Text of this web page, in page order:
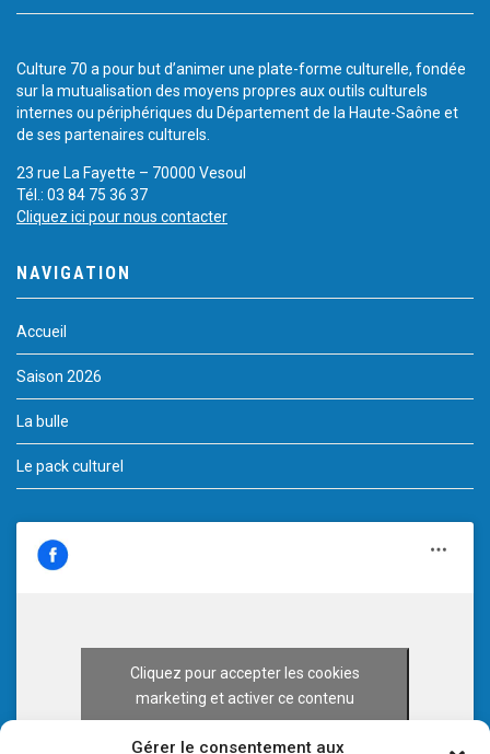
Gérer le consentement aux
Culture 70 a pour but d’animer une plate-forme culturelle, fondée
sur la mutualisation des moyens propres aux outils culturels
internes ou périphériques du Département de la Haute-Saône et
de ses partenaires culturels.
23 rue La Fayette – 70000 Vesoul
Tél.: 03 84 75 36 37
Cliquez ici pour nous contacter
NAVIGATION
Accueil
Saison 2026
La bulle
Le pack culturel
Cliquez pour accepter les cookies
marketing et activer ce contenu